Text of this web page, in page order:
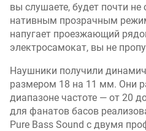
вы слушаете, будет почти
нативным прозрачным
напугает проезжающий
электросамокат, вы не
Наушники получили
размером 18 на 11 мм. Они
диапазоне частоте — от 20
для фанатов басов
Pure Bass Sound с двумя